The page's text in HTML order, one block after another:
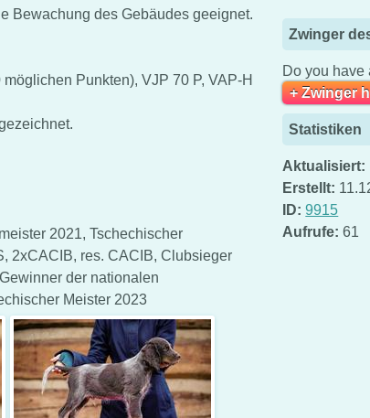
Bewachung des Gebäudes geeignet.
Punkten), VJP 70 P, VAP-H
2021, Tschechischer
2xCACIB, res. CACIB, Clubsieger
der nationalen
Meister 2023
Zwinger
Do you have
+ Zwinger
Statistiken
Aktualisiert:
Erstellt:
ID: 9915
Aufrufe: 61